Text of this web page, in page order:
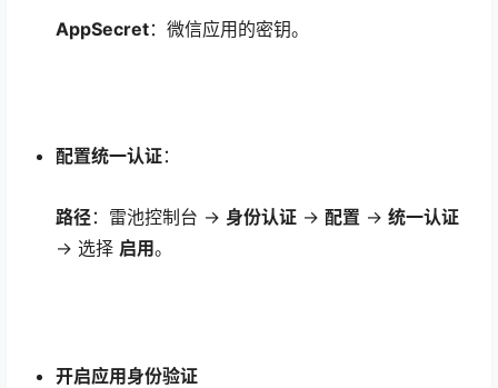
AppSecret：微信应用的密钥。
配置统一认证：
路径：雷池控制台 → 身份认证 → 配置 → 统一认证
→ 选择 启用。
开启应用身份验证